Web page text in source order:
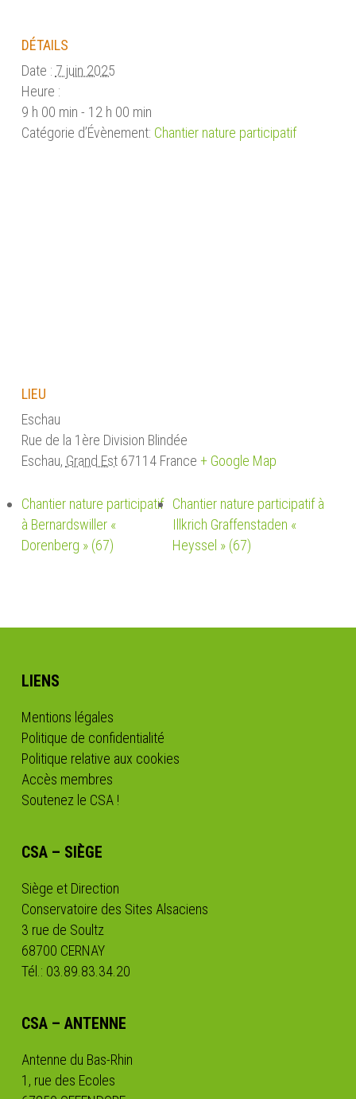
DÉTAILS
Date : 7 juin 2025
Heure :
9 h 00 min - 12 h 00 min
Catégorie d’Évènement: Chantier nature participatif
LIEU
Eschau
Rue de la 1ère Division Blindée
Eschau, Grand Est 67114 France + Google Map
Chantier nature participatif
à Bernardswiller «
Dorenberg » (67)
Chantier nature participatif à
Illkrich Graffenstaden «
Heyssel » (67)
LIENS
Mentions légales
Politique de confidentialité
Politique relative aux cookies
Accès membres
Soutenez le CSA !
CSA – SIÈGE
Siège et Direction
Conservatoire des Sites Alsaciens
3 rue de Soultz
68700 CERNAY
Tél.: 03.89.83.34.20
CSA – ANTENNE
Antenne du Bas-Rhin
1, rue des Ecoles